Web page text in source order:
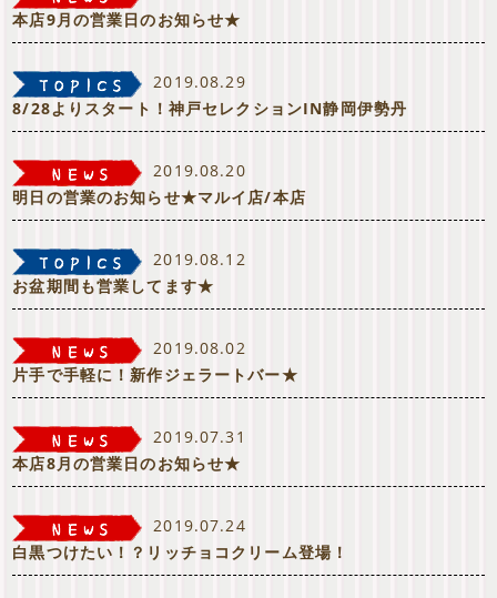
本店9月の営業日のお知らせ★
2019.08.29
8/28よりスタート！神戸セレクションIN静岡伊勢丹
2019.08.20
明日の営業のお知らせ★マルイ店/本店
2019.08.12
お盆期間も営業してます★
2019.08.02
片手で手軽に！新作ジェラートバー★
2019.07.31
本店8月の営業日のお知らせ★
2019.07.24
白黒つけたい！？リッチョコクリーム登場！